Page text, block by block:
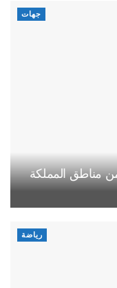
جهات
مناطق المملكة
رياضة